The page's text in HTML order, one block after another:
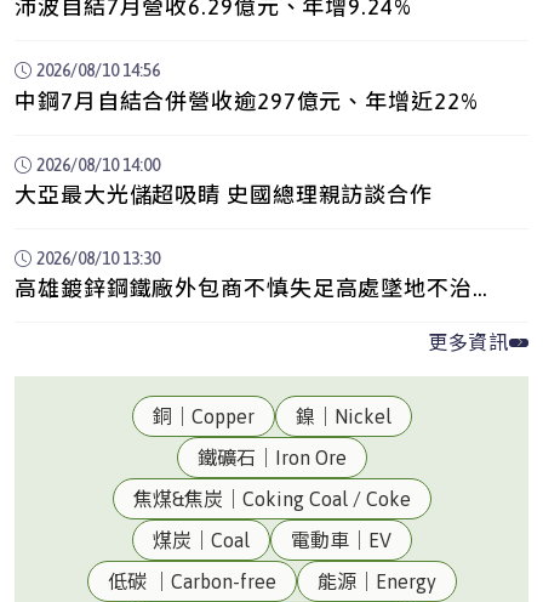
沛波自結7月營收6.29億元、年增9.24%
2026/08/10 14:56
中鋼7月自結合併營收逾297億元、年增近22%
2026/08/10 14:00
大亞最大光儲超吸睛 史國總理親訪談合作
2026/08/10 13:30
高雄鍍鋅鋼鐵廠外包商不慎失足高處墜地不治、
更多資訊
銅｜Copper
鎳｜Nickel
鐵礦石｜Iron Ore
焦煤&焦炭｜Coking Coal / Coke
煤炭｜Coal
電動車｜EV
低碳 ｜Carbon-free
能源｜Energy